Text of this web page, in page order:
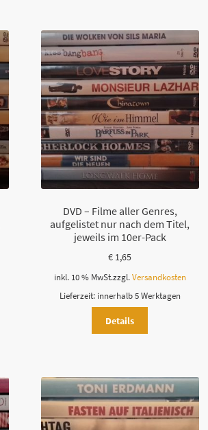
DVD – Filme aller Genres,
aufgelistet nur nach dem Titel,
jeweils im 10er-Pack
€ 1,65
inkl. 10 % MwSt.zzgl. Versandkosten
Lieferzeit: innerhalb 5 Werktagen
Details